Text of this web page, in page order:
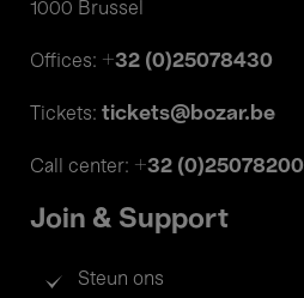
1000 Brussel
Offices: +32 (0)25078430
Tickets: tickets@bozar.be
Call center: +32 (0)25078200
Join & Support
Steun ons